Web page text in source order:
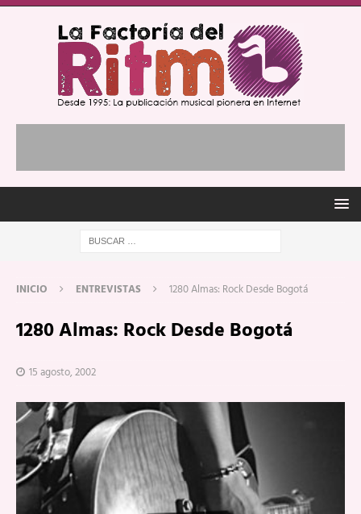
INICIO ENTREVISTAS 1280 Almas: Rock Desde Bogotá
1280 Almas: Rock Desde Bogotá
15 agosto, 2002